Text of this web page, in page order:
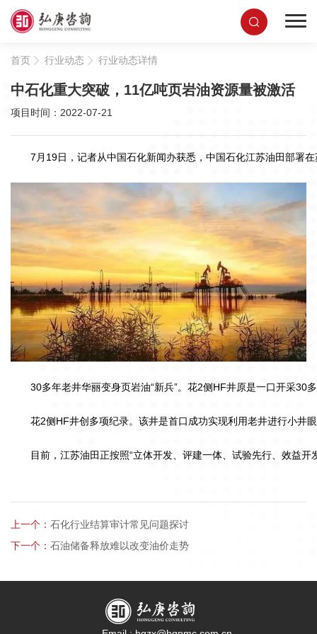
首页 行业动态 行业动态详情
中石化重大突破，11亿吨页岩油资源量被激活
项目时间：2022-07-21
7月19日，记者从中国石化新闻办获悉，中国石化江苏油田部署在
30多年老井华丽变身页岩油“新兵”。花2侧HF井原是一口开采30
花2侧HF井创多项纪录。该井是首口成功实现利用老井进行小井眼
目前，江苏油田正按照“立体开发、评建一体、试验先行、效益开
上一个： 石化行业结算审计常见问题探讨
下一个： 石油储备释放难以改变油价走势